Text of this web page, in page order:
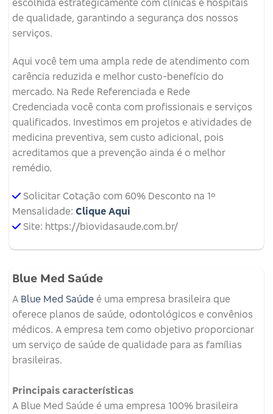
escolhida estrategicamente com clínicas e hospitais
de qualidade, garantindo a segurança dos nossos
serviços.
Aqui você tem uma ampla rede de atendimento com
carência reduzida e melhor custo-benefício do
mercado. Na Rede Referenciada e Rede
Credenciada você conta com profissionais e serviços
qualificados. Investimos em projetos e atividades de
medicina preventiva, sem custo adicional, pois
acreditamos que a prevenção ainda é o melhor
remédio.
Solicitar Cotação com 60% Desconto na 1º
Mensalidade: Clique Aqui
Site: https://biovidasaude.com.br/
Blue Med Saúde
A Blue Med Saúde é uma empresa brasileira que
oferece planos de saúde, odontológicos e convênios
médicos. A empresa tem como objetivo proporcionar
um serviço de saúde de qualidade para as famílias
brasileiras.
Principais características
A Blue Med Saúde é uma empresa 100% brasileira